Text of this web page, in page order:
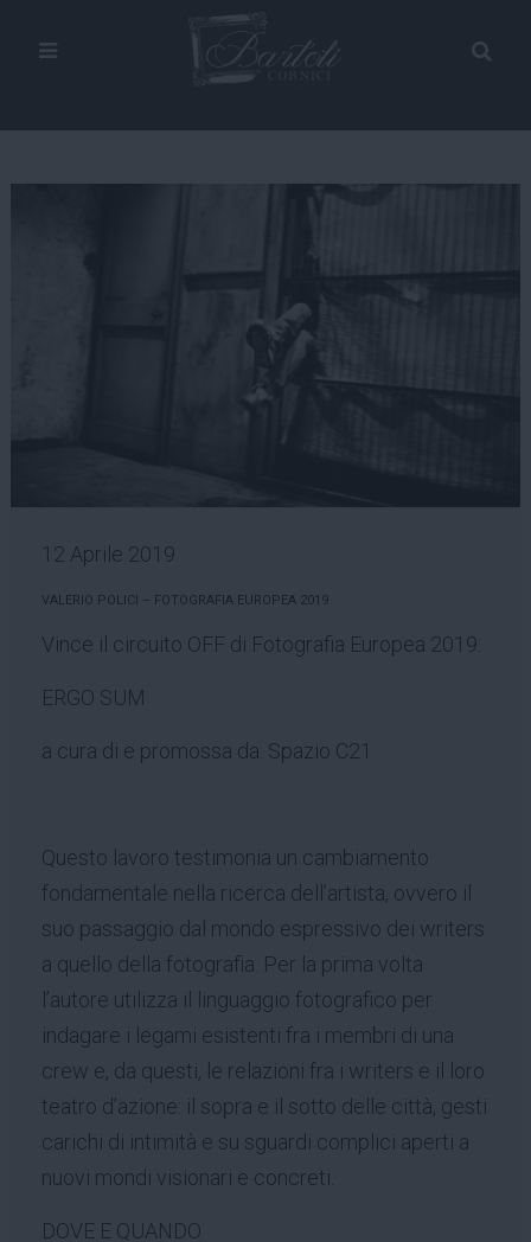
12 Aprile 2019
VALERIO POLICI – FOTOGRAFIA EUROPEA 2019
Vince il circuito OFF di Fotografia Europea 2019:
ERGO SUM
a cura di e promossa da: Spazio C21
Questo lavoro testimonia un cambiamento
fondamentale nella ricerca dell’artista, ovvero il
suo passaggio dal mondo espressivo dei writers
a quello della fotografia. Per la prima volta
l’autore utilizza il linguaggio fotografico per
indagare i legami esistenti fra i membri di una
crew e, da questi, le relazioni fra i writers e il loro
teatro d’azione: il sopra e il sotto delle città, gesti
carichi di intimità e su sguardi complici aperti a
nuovi mondi visionari e concreti.
DOVE E QUANDO